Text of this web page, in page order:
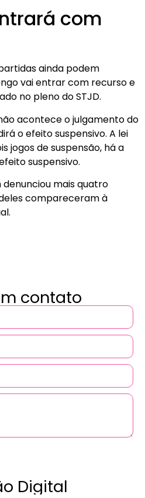
com
ainda podem
vai entrar com recurso e
no pleno do STJD.
acontece o julgamento do
o efeito suspensivo. A lei
jogos de suspensão, há a
suspensivo.
mais quatro
compareceram à
contato
Digital